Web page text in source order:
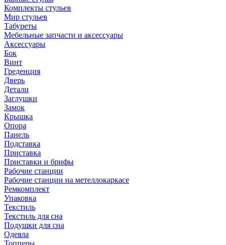
Комплекты стульев
Мир стульев
Табуреты
Мебельные запчасти и аксессуары
Аксессуары
Бок
Винт
Греденция
Дверь
Детали
Заглушки
Замок
Крышка
Опора
Панель
Подставка
Приставка
Приставки и брифы
Рабочие станции
Рабочие станции на метеллокаркасе
Ремкомплект
Упаковка
Текстиль
Текстиль для сна
Подушки для сна
Одеяла
Топперы